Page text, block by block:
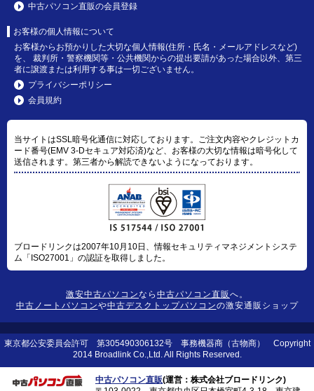
中古パソコン直販の会員登録
お客様の個人情報について
お客様からお預かりした大切な個人情報(住所・氏名・メールアドレスなど)
を、 裁判所・警察機関等・公共機関からの提出要請があった場合以外、第三
者に譲渡または利用する事は一切ございません。
プライバシーポリシー
会員規約
当サイトはSSL暗号化通信に対応しております。ご注文内容やクレジットカ
ード番号(EMV 3-Dセキュア対応済)など、お客様の大切な情報は暗号化して
送信されます。第三者から解読できないようになっております。
ブロードリンクは2007年10月10日、情報セキュリティマネジメントシステ
ム「ISO27001」の認証を取得しました。
激安中古パソコンなら 中古パソコン直販へ。
中古ノートパソコンや中古デスクトップパソコンの激安通販ショップ
東京都公安委員会許可 第305490306132号 事務機器商（古物商） Copyright
2014 Broadlink Co.,Ltd. All Rights Reserved.
中古パソコン直販(運営：株式会社ブロードリンク)